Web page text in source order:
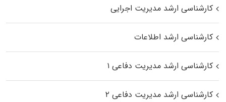
کارشناسی ارشد مدیریت اجرایی
کارشناسی ارشد اطلاعات
کارشناسی ارشد مدیریت دفاعی ۱
کارشناسی ارشد مدیریت دفاعی ۲